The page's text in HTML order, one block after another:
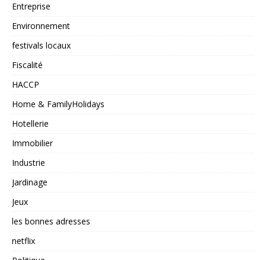
Entreprise
Environnement
festivals locaux
Fiscalité
HACCP
Home & FamilyHolidays
Hotellerie
Immobilier
Industrie
Jardinage
Jeux
les bonnes adresses
netflix